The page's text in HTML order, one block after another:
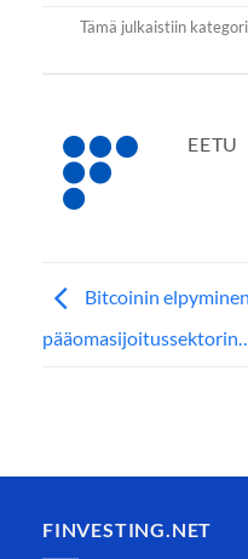
Tämä julkaistiin
EETU
Bitcoinin
pääomasijoitussektorin…
FINVESTING.NET